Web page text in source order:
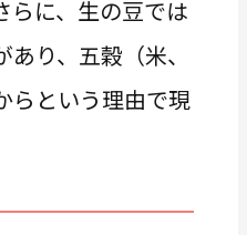
らに、生の豆では
り、五穀（米、
らという理由で現